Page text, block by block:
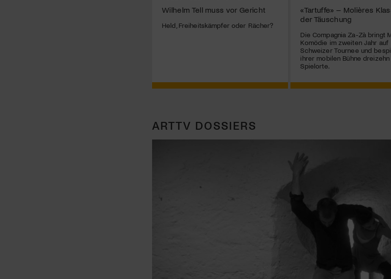
Wilhelm Tell muss vor Gericht
Held, Freiheitskämpfer oder Rächer?
«Tartuffe» – Molières
der Täuschung
Die Compagnia Za-Zà bringt
Komödie im zweiten Jahr auf
Schweizer Tournee und
ihrer mobilen Bühne dreizehn
Spielorte.
ARTTV DOSSIERS